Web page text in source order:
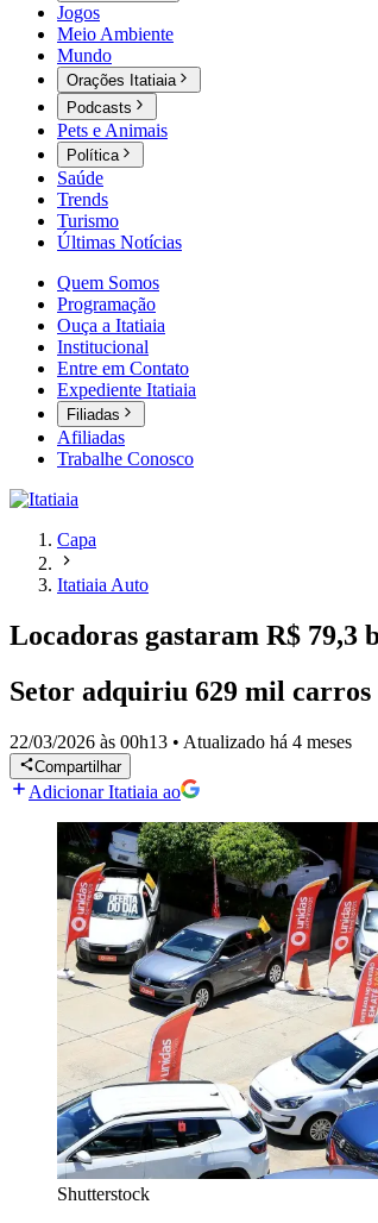
Jogos
Meio Ambiente
Mundo
Orações Itatiaia
Podcasts
Pets e Animais
Política
Saúde
Trends
Turismo
Últimas Notícias
Quem Somos
Programação
Ouça a Itatiaia
Institucional
Entre em Contato
Expediente Itatiaia
Filiadas
Afiliadas
Trabalhe Conosco
Capa
Itatiaia Auto
Locadoras gastaram R$ 79,3
Setor adquiriu 629 mil carros
22/03/2026 às 00h13 • Atualizado há 4 meses
Compartilhar
Adicionar Itatiaia ao
Shutterstock